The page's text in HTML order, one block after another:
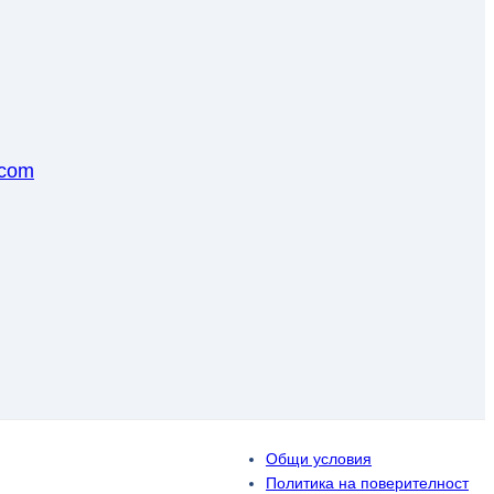
Общи условия
Политика на поверителност